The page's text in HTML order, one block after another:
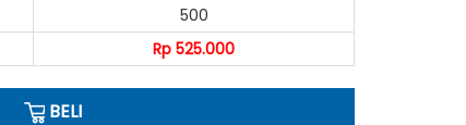
500
Rp 525.000
BELI